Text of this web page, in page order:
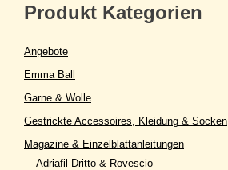
Produkt Kategorien
Angebote
Emma Ball
Garne & Wolle
Gestrickte Accessoires, Kleidung & Socken
Magazine & Einzelblattanleitungen
Adriafil Dritto & Rovescio